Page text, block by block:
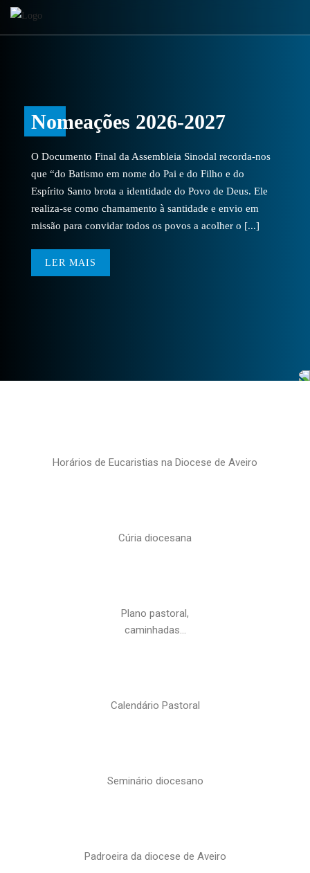
Nomeações 2026-2027
O Documento Final da Assembleia Sinodal recorda-nos
que “do Batismo em nome do Pai e do Filho e do
Espírito Santo brota a identidade do Povo de Deus. Ele
realiza-se como chamamento à santidade e envio em
missão para convidar todos os povos a acolher o [...]
LER MAIS
Horários de Eucaristias na Diocese de Aveiro
Cúria diocesana
Plano pastoral,
caminhadas…
Calendário Pastoral
Seminário diocesano
Padroeira da diocese de Aveiro